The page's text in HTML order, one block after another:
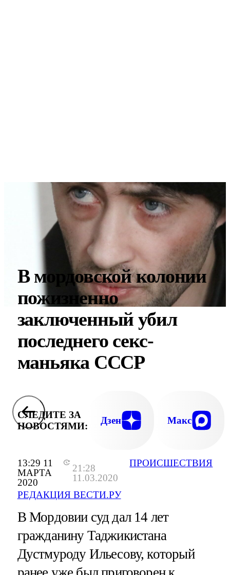
13:29 11
МАРТА
2020
21:28
11.03.2020
РЕДАКЦИЯ ВЕСТИ.РУ
ПРОИСШЕСТВИЯ
В мордовской колонии
пожизненно
заключенный убил
последнего секс-
маньяка СССР
СЛЕДИТЕ ЗА
НОВОСТЯМИ:
Дзен Макс
В Мордовии суд дал 14 лет
гражданину Таджикистана
Дустмуроду Ильесову, который